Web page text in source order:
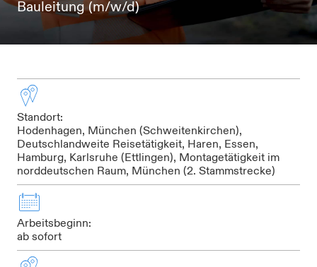
Bauleitung (m/w/d)
Standort:
Hodenhagen, München (Schweitenkirchen),
Deutschlandweite Reisetätigkeit, Haren, Essen,
Hamburg, Karlsruhe (Ettlingen), Montagetätigkeit im
norddeutschen Raum, München (2. Stammstrecke)
Arbeitsbeginn:
ab sofort